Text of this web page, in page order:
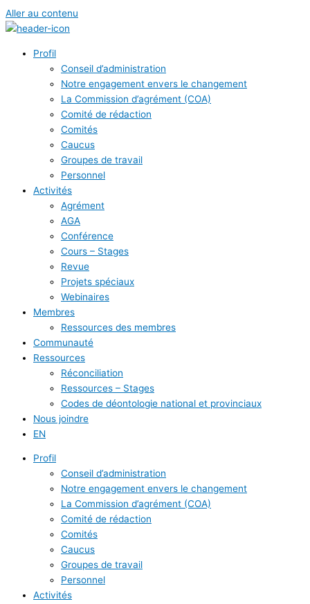
Aller au contenu
Profil
Conseil d’administration
Notre engagement envers le changement
La Commission d’agrément (COA)
Comité de rédaction
Comités
Caucus
Groupes de travail
Personnel
Activités
Agrément
AGA
Conférence
Cours – Stages
Revue
Projets spéciaux
Webinaires
Membres
Ressources des membres
Communauté
Ressources
Réconciliation
Ressources – Stages
Codes de déontologie national et provinciaux
Nous joindre
EN
Profil
Conseil d’administration
Notre engagement envers le changement
La Commission d’agrément (COA)
Comité de rédaction
Comités
Caucus
Groupes de travail
Personnel
Activités